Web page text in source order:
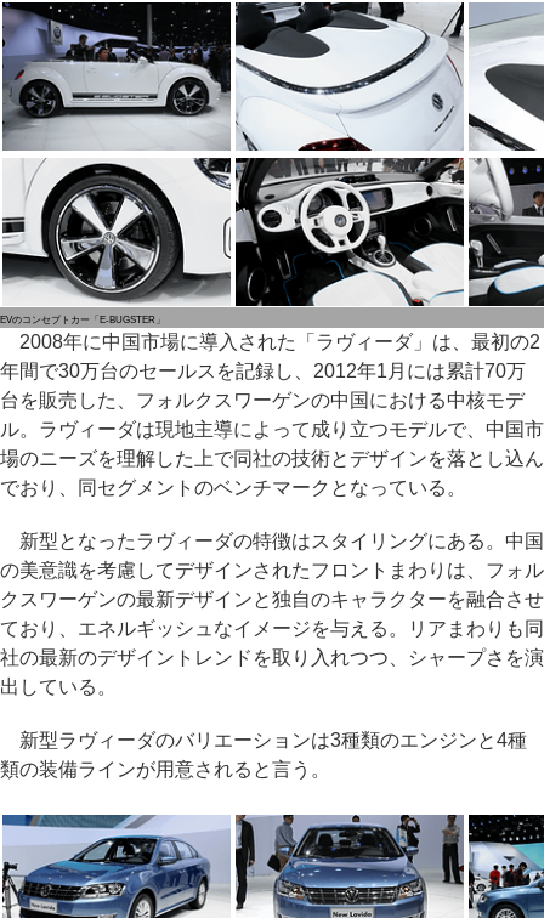
EVのコンセプトカー「E-BUGSTER」
2008年に中国市場に導入された「ラヴィーダ」は、最初の2
年間で30万台のセールスを記録し、2012年1月には累計70万
台を販売した、フォルクスワーゲンの中国における中核モデ
ル。ラヴィーダは現地主導によって成り立つモデルで、中国市
場のニーズを理解した上で同社の技術とデザインを落とし込ん
でおり、同セグメントのベンチマークとなっている。
新型となったラヴィーダの特徴はスタイリングにある。中国
の美意識を考慮してデザインされたフロントまわりは、フォル
クスワーゲンの最新デザインと独自のキャラクターを融合させ
ており、エネルギッシュなイメージを与える。リアまわりも同
社の最新のデザイントレンドを取り入れつつ、シャープさを演
出している。
新型ラヴィーダのバリエーションは3種類のエンジンと4種
類の装備ラインが用意されると言う。